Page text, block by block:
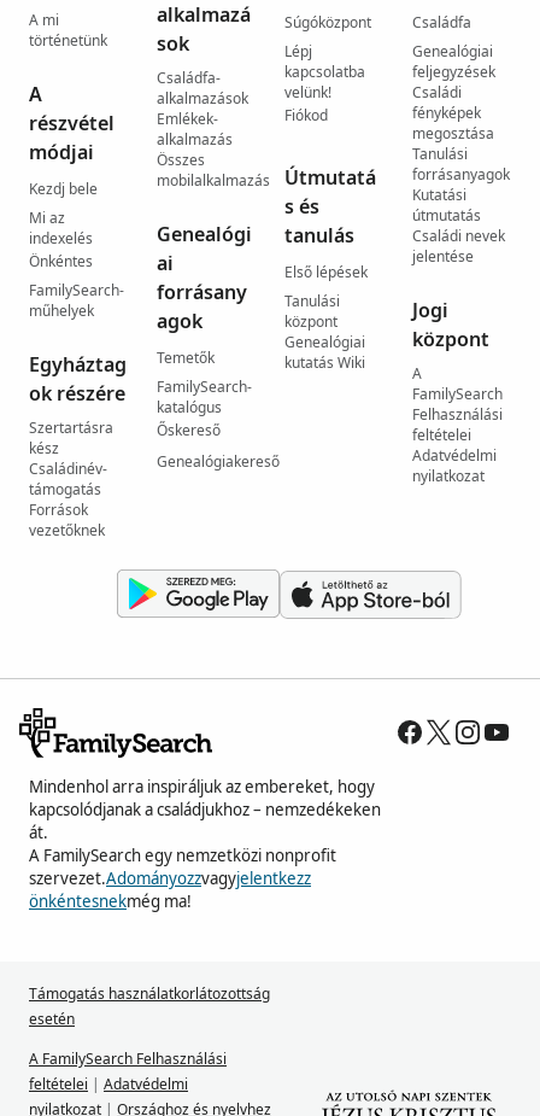
A mi
történetünk
A
részvétel
módjai
Kezdj bele
Mi az
indexelés
Önkéntes
FamilySearch-
műhelyek
Egyháztag
ok részére
Szertartásra
kész
Családinév-
támogatás
Források
vezetőknek
alkalmazá
sok
Családfa-
alkalmazások
Emlékek-
alkalmazás
Összes
mobilalkalmazás
Genealógi
ai
forrásany
agok
Temetők
FamilySearch-
katalógus
Őskereső
Genealógiakereső
Súgóközpont
Lépj
kapcsolatba
velünk!
Fiókod
Útmutatá
s és
tanulás
Első lépések
Tanulási
központ
Genealógiai
kutatás Wiki
Családfa
Genealógiai
feljegyzések
Családi
fényképek
megosztása
Tanulási
forrásanyagok
Kutatási
útmutatás
Családi nevek
jelentése
Jogi
központ
A
FamilySearch
Felhasználási
feltételei
Adatvédelmi
nyilatkozat
Mindenhol arra inspiráljuk az embereket, hogy
kapcsolódjanak a családjukhoz – nemzedékeken
át.
A FamilySearch egy nemzetközi nonprofit
szervezet.Adományozzvagyjelentkezz
önkéntesnekmég ma!
Támogatás használatkorlátozottság
esetén
A FamilySearch Felhasználási
feltételei | Adatvédelmi
nyilatkozat | Országhoz és nyelvhez